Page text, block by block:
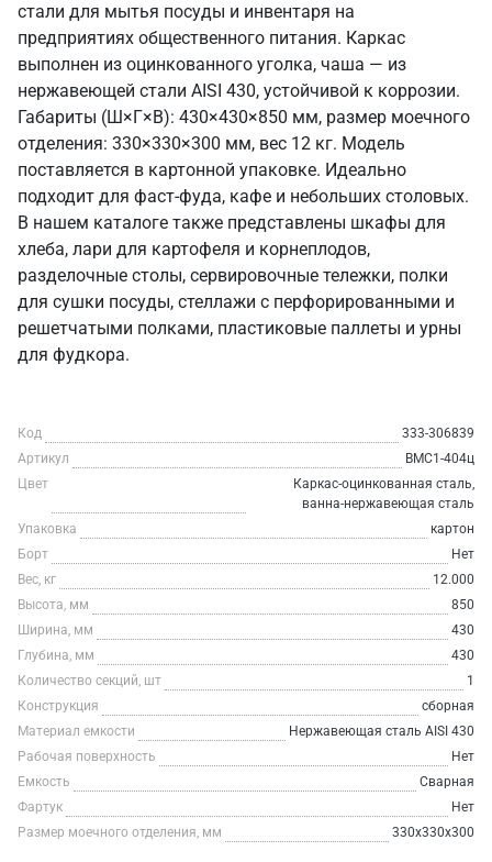
стали для мытья посуды и инвентаря на
предприятиях общественного питания. Каркас
выполнен из оцинкованного уголка, чаша — из
нержавеющей стали AISI 430, устойчивой к коррозии.
Габариты (Ш×Г×В): 430×430×850 мм, размер моечного
отделения: 330×330×300 мм, вес 12 кг. Модель
поставляется в картонной упаковке. Идеально
подходит для фаст-фуда, кафе и небольших столовых.
В нашем каталоге также представлены шкафы для
хлеба, лари для картофеля и корнеплодов,
разделочные столы, сервировочные тележки, полки
для сушки посуды, стеллажи с перфорированными и
решетчатыми полками, пластиковые паллеты и урны
для фудкора.
Код
333-306839
Артикул
ВМС1-404ц
Цвет
Каркас-оцинкованная сталь,
ванна-нержавеющая сталь
Упаковка
картон
Борт
Нет
Вес, кг
12.000
Высота, мм
850
Ширина, мм
430
Глубина, мм
430
Количество секций, шт
1
Конструкция
сборная
Материал емкости
Нержавеющая сталь AISI 430
Рабочая поверхность
Нет
Емкость
Сварная
Фартук
Нет
Размер моечного отделения, мм
330х330х300